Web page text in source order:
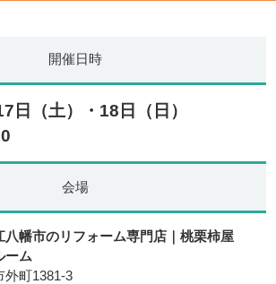
開催日時
日（土）・18日（日）
会場
八幡市のリフォーム専門店｜桃栗柿屋
ーム
外町1381-3